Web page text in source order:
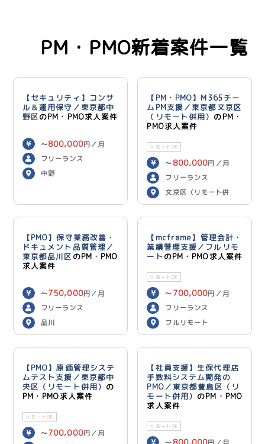
PM・PMO新着案件一覧
【セキュリティ】コンサ
ル＆運用保守／東京都中
野区のPM・PMO求人案件
〜800,000円／月
フリーランス
中野
【PM・PMO】M365チー
ムPM支援／東京都文京区
（リモート併用） のPM・
PMO求人案件
リモートOK
〜 800,000円／月
フリーランス
文京区（リモート併
用）
【PMO】保守業務改善・
ドキュメント品質管理／
東京都品川区 のPM・PMO
求人案件
〜750,000円／月
フリーランス
品川
【mcframe】管理会計・
業績管理支援／フルリモ
ートのPM・PMO求人案件
リモートOK
〜 700,000円／月
フリーランス
フルリモート
【PMO】原価管理システ
ムテスト支援／東京都中
央区（リモート併用） の
PM・PMO求人案件
リモートOK
〜700,000円／月
【社員支援】生保代理店
手数料システム開発の
PMO／東京都豊島区（リ
モート併用） のPM・PMO
求人案件
リモートOK